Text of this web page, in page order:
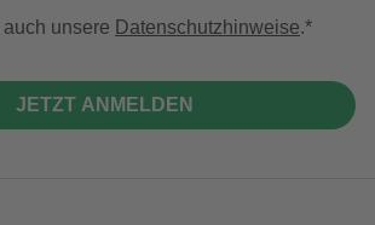
unsere Datenschutzhinweise.
JETZT ANMELDEN